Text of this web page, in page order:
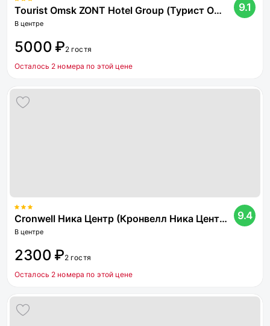
Tourist Omsk ZONT Hotel Group (Турист Омск)
В центре
9.1
5000 ₽2 гостя
Осталось 2 номера по этой цене
Cronwell Ника Центр (Кронвелл Ника Центр)
В центре
9.4
2300 ₽2 гостя
Осталось 2 номера по этой цене